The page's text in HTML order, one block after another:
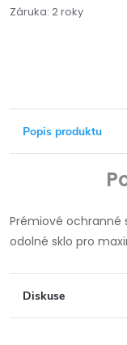
Záruka: 2 roky
Popis produktu
Prémiové ochranné
odolné sklo pro
Diskuse